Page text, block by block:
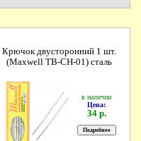
Крючок двусторонний 1 шт.
(Maxwell ТВ-СН-01) сталь
в наличии
Цена:
34 р.